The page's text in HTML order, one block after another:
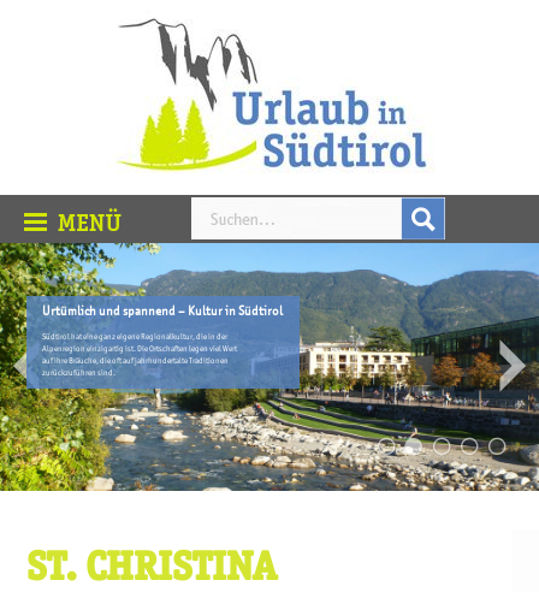
Urtümlich und spannend – Kultur in Südtirol
Südtirol hat eine ganz eigene Regionalkultur, die in der
Alpenregion einzigartig ist. Die Ortschaften legen viel Wert
auf ihre Bräuche, die oft auf jahrhundertalte Traditionen
zurückzuführen sind.
ST. CHRISTINA